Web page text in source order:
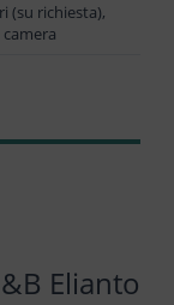
(su richiesta),
Elianto